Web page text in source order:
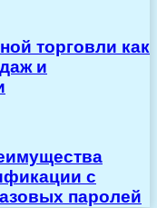
торговли как
и
с
паролей